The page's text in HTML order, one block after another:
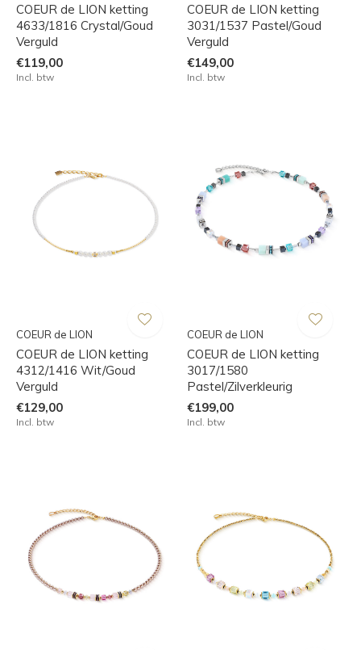
COEUR de LION ketting
4633/1816 Crystal/Goud
Verguld
€119,00
Incl. btw
COEUR de LION ketting
3031/1537 Pastel/Goud
Verguld
€149,00
Incl. btw
COEUR de LION
COEUR de LION ketting
4312/1416 Wit/Goud
Verguld
€129,00
Incl. btw
COEUR de LION
COEUR de LION ketting
3017/1580
Pastel/Zilverkleurig
€199,00
Incl. btw